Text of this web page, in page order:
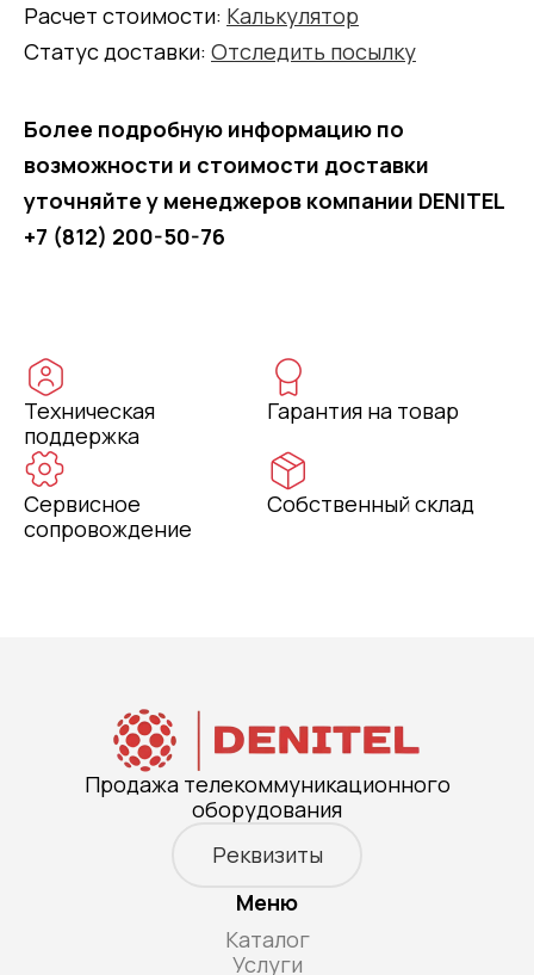
Расчет стоимости: Калькулятор
Статус доставки: Отследить посылку
Более подробную информацию по
возможности и стоимости доставки
уточняйте у менеджеров компании DENITEL
+7 (812) 200-50-76
Техническая
поддержка
Гарантия на товар
Сервисное
сопровождение
Собственный склад
Продажа телекоммуникационного
оборудования
Реквизиты
Меню
Каталог
Услуги